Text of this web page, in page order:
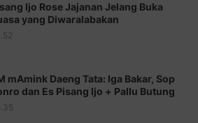
Ijo Rose Jajanan Jelang Buka
yang Diwaralabakan
mAmink Daeng Tata: Iga Bakar, Sop
dan Es Pisang Ijo + Pallu Butung